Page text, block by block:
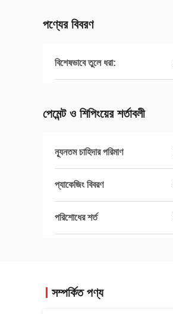
পণ্যের বিবরণ
বিশেষভাবে তুলে ধরা:
পেমেন্ট ও শিপিংয়ের শর্তাবলী
ন্যূনতম চাহিদার পরিমাণ
প্যাকেজিং বিবরণ
পরিশোধের শর্ত
সম্পর্কিত পণ্য